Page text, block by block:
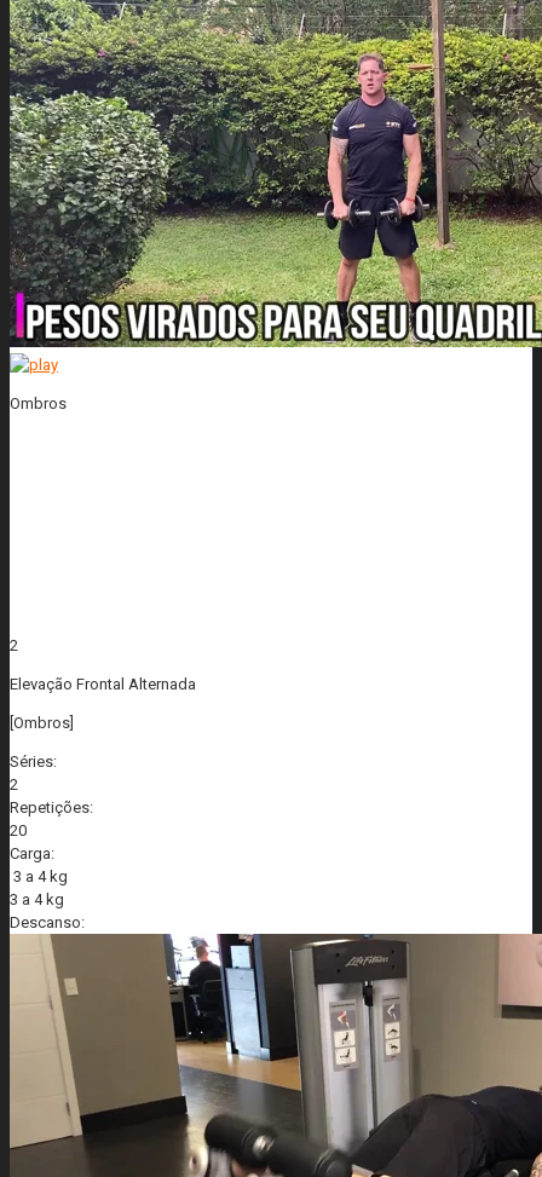
Ombros
2
Elevação Frontal Alternada
[Ombros]
Séries:
2
Repetições:
20
Carga:
3 a 4 kg
3 a 4 kg
Descanso: